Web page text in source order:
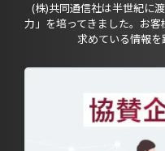
(株)共同通信社は半世紀に
力」を培ってきました。お
求めている情報を